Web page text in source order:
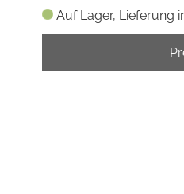
Auf Lager, Lieferung